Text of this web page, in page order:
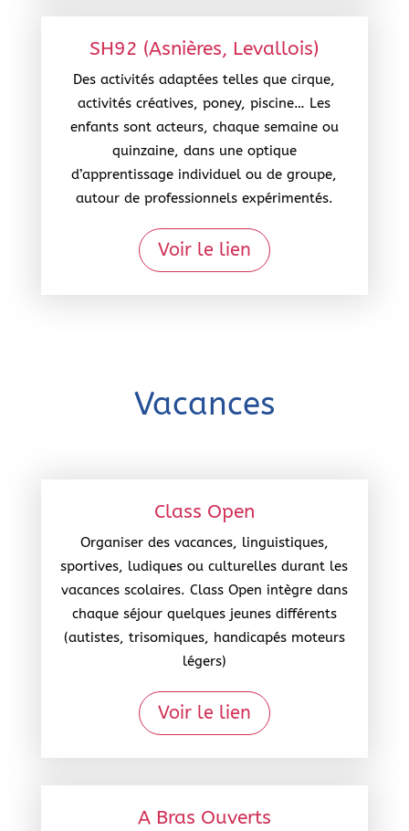
SH92 (Asnières, Levallois)
Des activités adaptées telles que cirque,
activités créatives, poney, piscine… Les
enfants sont acteurs, chaque semaine ou
quinzaine, dans une optique
d’apprentissage individuel ou de groupe,
autour de professionnels expérimentés.
Voir le lien
Vacances
Class Open
Organiser des vacances, linguistiques,
sportives, ludiques ou culturelles durant les
vacances scolaires. Class Open intègre dans
chaque séjour quelques jeunes différents
(autistes, trisomiques, handicapés moteurs
légers)
Voir le lien
A Bras Ouverts